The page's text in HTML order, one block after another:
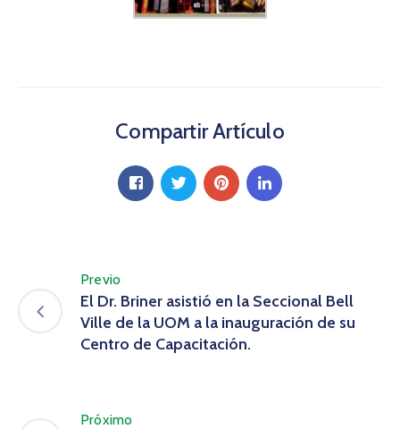
Compartir Artículo
Previo
El Dr. Briner asistió en la Seccional Bell
Ville de la UOM a la inauguración de su
Centro de Capacitación.
Próximo